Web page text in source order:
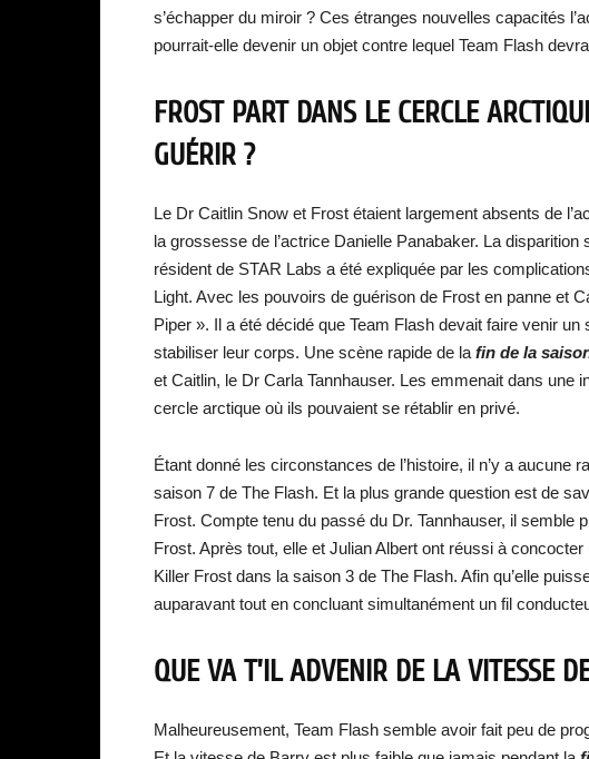
s’échapper du miroir ? Ces étranges nouvelles capacités
pourrait-elle devenir un objet contre lequel Team Flash
FROST PART DANS LE CERCLE
GUÉRIR ?
Le Dr Caitlin Snow et Frost étaient largement absents de
la grossesse de l’actrice Danielle Panabaker. La
résident de STAR Labs a été expliquée par les
Light. Avec les pouvoirs de guérison de Frost en panne et
Piper ». Il a été décidé que Team Flash devait faire venir
stabiliser leur corps. Une scène rapide de la fin de la
et Caitlin, le Dr Carla Tannhauser. Les emmenait dans une
cercle arctique où ils pouvaient se rétablir en privé.
Étant donné les circonstances de l’histoire, il n’y a aucune
saison 7 de The Flash. Et la plus grande question est de
Frost. Compte tenu du passé du Dr. Tannhauser, il semble
Frost. Après tout, elle et Julian Albert ont réussi à
Killer Frost dans la saison 3 de The Flash. Afin qu’elle
auparavant tout en concluant simultanément un fil
QUE VA T’IL ADVENIR DE LA VITESSE
Malheureusement, Team Flash semble avoir fait peu de